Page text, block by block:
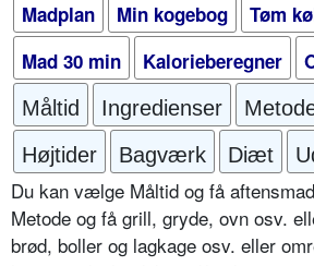
Madplan Min kogebog Tøm
Mad 30 min
Kalorieberegner
Måltid Ingredienser
Højtider
Bagværk Diæt
Du kan vælge Måltid og få
Metode og få grill, gryde, ovn osv.
brød, boller og lagkage osv. eller